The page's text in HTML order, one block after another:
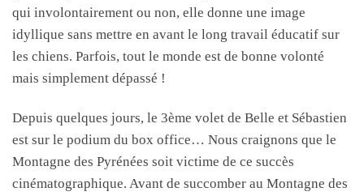
qui involontairement ou non, elle donne une image
idyllique sans mettre en avant le long travail éducatif sur
les chiens. Parfois, tout le monde est de bonne volonté
mais simplement dépassé !
Depuis quelques jours, le 3ème volet de Belle et Sébastien
est sur le podium du box office… Nous craignons que le
Montagne des Pyrénées soit victime de ce succès
cinématographique. Avant de succomber au Montagne des